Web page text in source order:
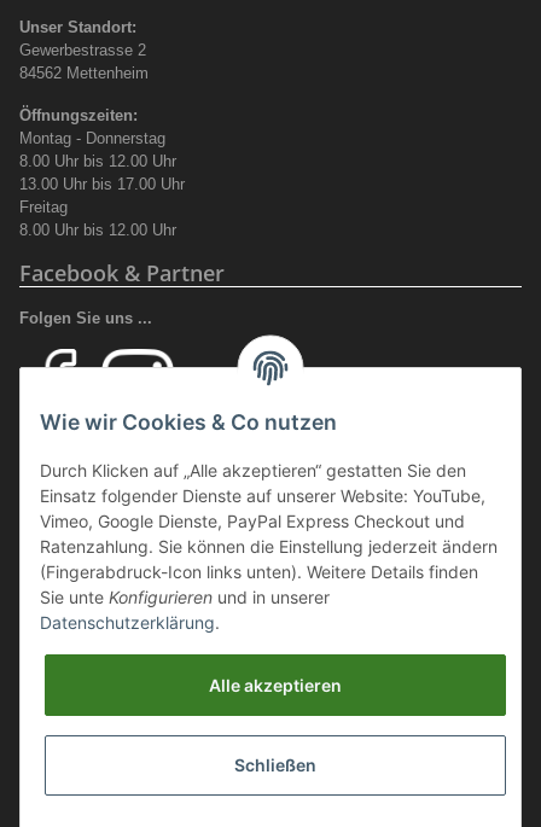
Unser Standort:
Gewerbestrasse 2
84562 Mettenheim
Öffnungszeiten:
Montag - Donnerstag
8.00 Uhr bis 12.00 Uhr
13.00 Uhr bis 17.00 Uhr
Freitag
8.00 Uhr bis 12.00 Uhr
Facebook & Partner
Folgen Sie uns ...
und Arbeitsschutz.
Wir führen eine große Auswahl an qualitativ hochwertigen Arbeits- und
Sicherheitsschuhen. Unter anderemSCHÜTZE SCHUHE, SOLID
GEAR
oder auch GIASCO.
Webmaster Directory
Aluminium Transportboxen / ALU Stauboxen / Aluminium
Auffahrrampen
Wie wir Cookies & Co nutzen
Durch Klicken auf „Alle akzeptieren“ gestatten Sie den
Einsatz folgender Dienste auf unserer Website: YouTube,
Vimeo, Google Dienste, PayPal Express Checkout und
Ratenzahlung. Sie können die Einstellung jederzeit ändern
(Fingerabdruck-Icon links unten). Weitere Details finden
Sie unte Konfigurieren und in unserer
Datenschutzerklärung.
Alle akzeptieren
Schließen